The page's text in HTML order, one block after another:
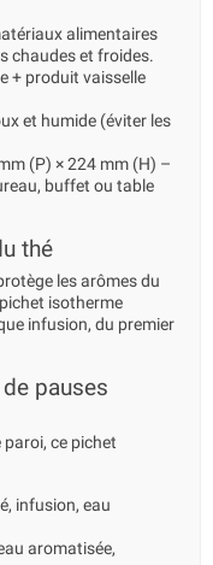
alimentaires
chaudes et froides.
+ produit vaisselle
et humide (éviter les
(P) × 224 mm (H) –
buffet ou table
thé
les arômes du
isotherme
infusion, du premier
pauses
ce pichet
infusion, eau
aromatisée,